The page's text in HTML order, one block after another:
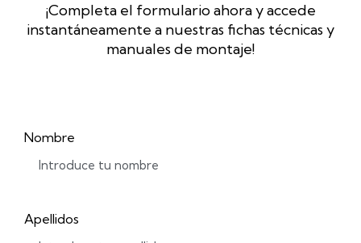
¡Completa el formulario ahora y accede
instantáneamente a nuestras fichas técnicas y
manuales de montaje!
Nombre
Apellidos